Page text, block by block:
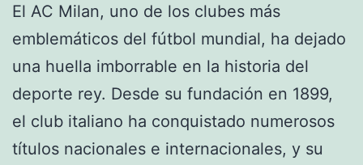
El AC Milan, uno de los clubes más
emblemáticos del fútbol mundial, ha dejado
una huella imborrable en la historia del
deporte rey. Desde su fundación en 1899,
el club italiano ha conquistado numerosos
títulos nacionales e internacionales, y su